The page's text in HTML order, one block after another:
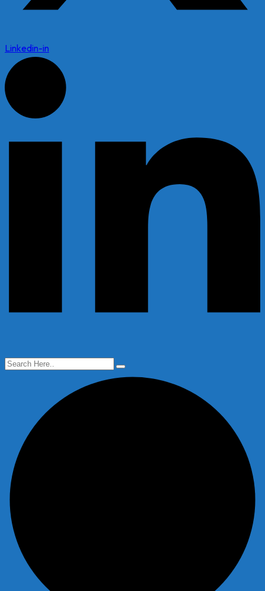
Linkedin-in